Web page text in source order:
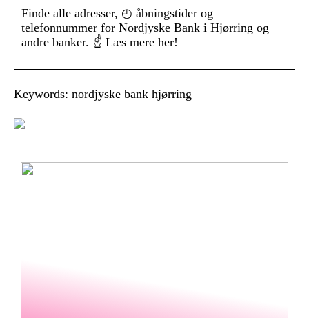
Finde alle adresser, ◴ åbningstider og
telefonnummer for Nordjyske Bank i Hjørring og
andre banker. ☝ Læs mere her!
Keywords: nordjyske bank hjørring